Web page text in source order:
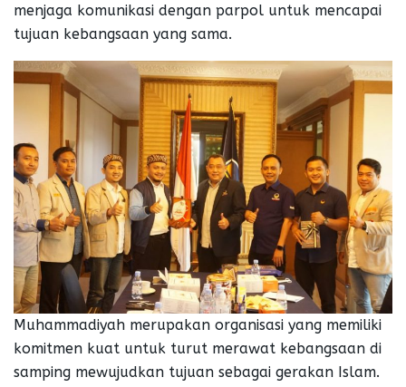
menjaga komunikasi dengan parpol untuk mencapai
tujuan kebangsaan yang sama.
Muhammadiyah merupakan organisasi yang memiliki
komitmen kuat untuk turut merawat kebangsaan di
samping mewujudkan tujuan sebagai gerakan Islam.